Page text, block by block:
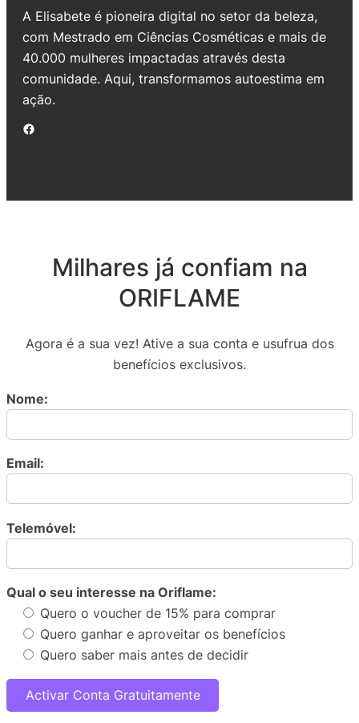
A Elisabete é pioneira digital no setor da beleza,
com Mestrado em Ciências Cosméticas e mais de
40.000 mulheres impactadas através desta
comunidade. Aqui, transformamos autoestima em
ação.
Facebook
Milhares já confiam na
ORIFLAME
Agora é a sua vez! Ative a sua conta e usufrua dos
benefícios exclusivos.
Nome:
Email:
Telemóvel:
Qual o seu interesse na Oriflame:
Quero o voucher de 15% para comprar
Quero ganhar e aproveitar os benefícios
Quero saber mais antes de decidir